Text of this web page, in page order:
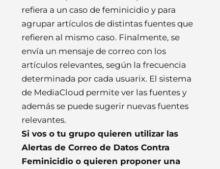
refiera a un caso de feminicidio y para
agrupar artículos de distintas fuentes que
refieren al mismo caso. Finalmente, se
envía un mensaje de correo con los
artículos relevantes, según la frecuencia
determinada por cada usuarix. El sistema
de MediaCloud permite ver las fuentes y
además se puede sugerir nuevas fuentes
relevantes.
Si vos o tu grupo quieren utilizar las
Alertas de Correo de Datos Contra
Feminicidio o quieren proponer una